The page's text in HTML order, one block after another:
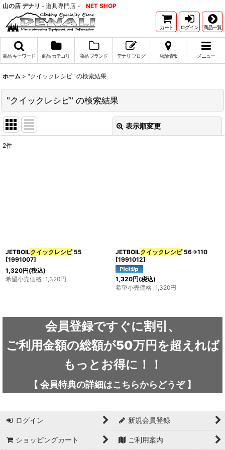
山の店 デナリ - 道具専門店 - NET SHOP
カート ログイン 商品一覧
商品 キーワード 商品 カテゴリ 商品 ブランド デナリ ブログ 店舗情報 メニュー
ホーム > "クイックレシピ" の検索結果
"クイックレシピ" の検索結果
表示順変更
商品検索(キーワード検索)
ブランド:
2件
JETBOILクイックレシピ55
[1991007]
1,320円(税込)
希望小売価格: 1,320円
JETBOILクイックレシピ56→110
[1991012]
1,320円(税込)
希望小売価格: 1,320円
会員登録ですぐに割引、
ご利用金額の総額が50万円を超えれば
もっとお得に！！
【 会員特典の詳細はこちらから どうぞ】
ログイン 新規会員登録
ショッピングカート ご利用案内